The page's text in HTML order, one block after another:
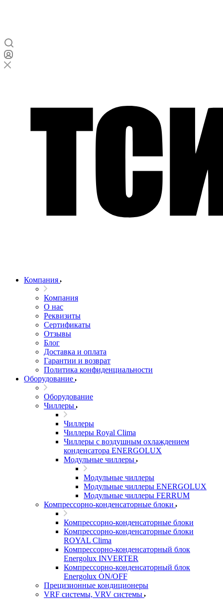
Компания
Компания
О нас
Реквизиты
Сертификаты
Отзывы
Блог
Доставка и оплата
Гарантии и возврат
Политика конфиденциальности
Оборудование
Оборудование
Чиллеры
Чиллеры
Чиллеры Royal Clima
Чиллеры с воздушным охлаждением
конденсатора ENERGOLUX
Модульные чиллеры
Модульные чиллеры
Модульные чиллеры ENERGOLUX
Модульные чиллеры FERRUM
Компрессорно-конденсаторные блоки
Компрессорно-конденсаторные блоки
Компрессорно-конденсаторные блоки
ROYAL Clima
Компрессорно-конденсаторный блок
Energolux INVERTER
Компрессорно-конденсаторный блок
Energolux ON/OFF
Прецизионные кондиционеры
VRF системы, VRV системы